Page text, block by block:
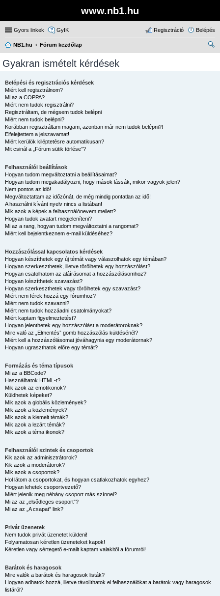
www.nb1.hu
Gyors linkek GyIK Belépés
Regisztráció
NB1.hu
Fórum kezdőlap
Gyakran ismételt kérdések
Belépési és regisztrációs kérdések
Miért kell regisztrálnom?
Mi az a COPPA?
Miért nem tudok regisztrálni?
Regisztráltam, de mégsem tudok belépni
Miért nem tudok belépni?
Korábban regisztráltam magam, azonban már nem tudok belépni?!
Elfelejtettem a jelszavamat!
Miért kerülök kiléptetésre automatikusan?
Mit csinál a „Fórum sütik törlése”?
Felhasználói beállítások
Hogyan tudom megváltoztatni a beállításaimat?
Hogyan tudom megakadályozni, hogy mások lássák, mikor vagyok jelen?
Nem pontos az idő!
Megváltoztattam az időzónát, de még mindig pontatlan az idő!
A használni kívánt nyelv nincs a listában!
Mik azok a képek a felhasználónevem mellett?
Hogyan tudok avatart megjeleníteni?
Mi az a rang, hogyan tudom megváltoztatni a rangomat?
Miért kell bejelentkeznem e-mail küldéséhez?
Hozzászólással kapcsolatos kérdések
Hogyan készíthetek egy új témát vagy válaszolhatok egy témában?
Hogyan szerkeszthetek, illetve törölhetek egy hozzászólást?
Hogyan csatolhatom az aláírásomat a hozzászólásomhoz?
Hogyan készíthetek szavazást?
Hogyan szerkeszthetek vagy törölhetek egy szavazást?
Miért nem férek hozzá egy fórumhoz?
Miért nem tudok szavazni?
Miért nem tudok hozzáadni csatolmányokat?
Miért kaptam figyelmeztetést?
Hogyan jelenthetek egy hozzászólást a moderátoroknak?
Mire való az „Elmentés” gomb hozzászólás küldésénél?
Miért kell a hozzászólásomat jóváhagynia egy moderátornak?
Hogyan ugraszthatok előre egy témát?
Formázás és téma típusok
Mi az a BBCode?
Használhatok HTML-t?
Mik azok az emotikonok?
Küldhetek képeket?
Mik azok a globális közlemények?
Mik azok a közlemények?
Mik azok a kiemelt témák?
Mik azok a lezárt témák?
Mik azok a téma ikonok?
Felhasználói szintek és csoportok
Kik azok az adminisztrátorok?
Kik azok a moderátorok?
Mik azok a csoportok?
Hol látom a csoportokat, és hogyan csatlakozhatok egyhez?
Hogyan lehetek csoportvezető?
Miért jelenik meg néhány csoport más színnel?
Mi az az „elsődleges csoport”?
Mi az az „A csapat” link?
Privát üzenetek
Nem tudok privát üzenetet küldeni!
Folyamatosan kéretlen üzeneteket kapok!
Kéretlen vagy sértegető e-mailt kaptam valakitől a fórumról!
Barátok és haragosok
Mire valók a barátok és haragosok listák?
Hogyan adhatok hozzá, illetve távolíthatok el felhasználókat a barátok vagy haragosok
listáról?